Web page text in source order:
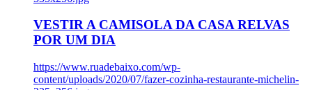
VESTIR A CAMISOLA DA CASA RELVAS
POR UM DIA
https://www.ruadebaixo.com/wp-
content/uploads/2020/07/fazer-cozinha-restaurante-michelin-